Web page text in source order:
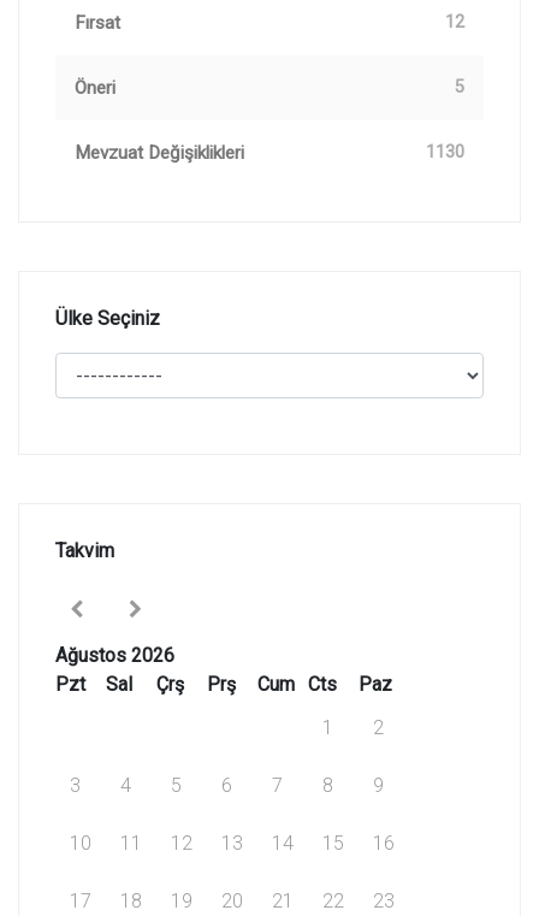
Fırsat 12
Öneri 5
Mevzuat Değişiklikleri 1130
Ülke Seçiniz
Takvim
Ağustos 2026
Pzt
Sal Çrş Prş Cum Cts
Paz
1
2
3 4 5 6 7 8 9
10 11 12 13 14 15 16
17 18 19 20 21 22 23